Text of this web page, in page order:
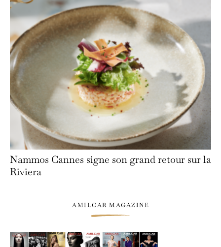
Nammos Cannes signe son grand retour sur la
Riviera
AMILCAR MAGAZINE